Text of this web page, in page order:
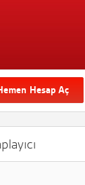
Hesap Aç